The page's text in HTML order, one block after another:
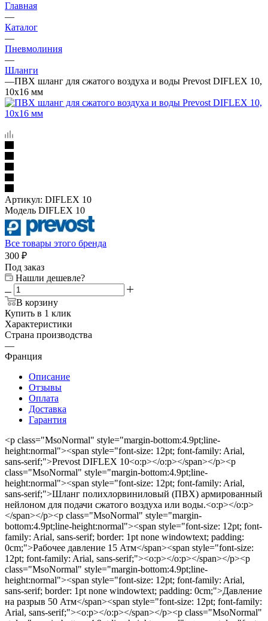
Главная
—
Каталог
—
Пневмолиния
—
Шланги
—ПВХ шланг для сжатого воздуха и воды Prevost DIFLEX 10,
10x16 мм
Артикул: DIFLEX 10
Модель DIFLEX 10
Все товары этого бренда
300 ₽
Под заказ
Нашли дешевле?
В корзину
Купить в 1 клик
Характеристики
Страна производства
—
Франция
Описание
Отзывы
Оплата
Доставка
Гарантия
<p class="MsoNormal" style="margin-bottom:4.9pt;line-
height:normal"><span style="font-size: 12pt; font-family: Arial,
sans-serif;">Prevost DIFLEX 10<o:p></o:p></span></p><p
class="MsoNormal" style="margin-bottom:4.9pt;line-
height:normal"><span style="font-size: 12pt; font-family: Arial,
sans-serif;">Шланг полихлорвиниловый (ПВХ) армированный
нейлоном для подачи сжатого воздуха или воды.<o:p></o:p>
</span></p><p class="MsoNormal" style="margin-
bottom:4.9pt;line-height:normal"><span style="font-size: 12pt; font-
family: Arial, sans-serif; border: 1pt none windowtext; padding:
0cm;">Рабочее давление 15 Атм</span><span style="font-size:
12pt; font-family: Arial, sans-serif;"><o:p></o:p></span></p><p
class="MsoNormal" style="margin-bottom:4.9pt;line-
height:normal"><span style="font-size: 12pt; font-family: Arial,
sans-serif; border: 1pt none windowtext; padding: 0cm;">Давление
на разрыв 50 Атм</span><span style="font-size: 12pt; font-family:
Arial, sans-serif;"><o:p></o:p></span></p><p class="MsoNormal"